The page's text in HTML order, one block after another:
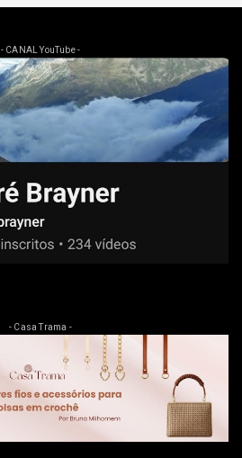
- CANAL YouTube -
- Casa Trama -